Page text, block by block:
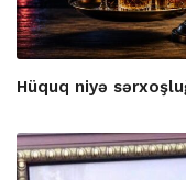
Hüquq niyə